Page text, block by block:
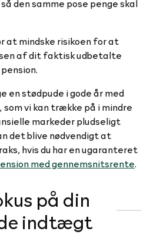
den samme pose penge skal
at mindske risikoen for at
af dit faktisk udbetalte
en stødpude i gode år med
vi kan trække på i mindre
markeder pludseligt
det blive nødvendigt at
hvis du har en ugaranteret
med gennemsnitsrente.
på din
indtægt